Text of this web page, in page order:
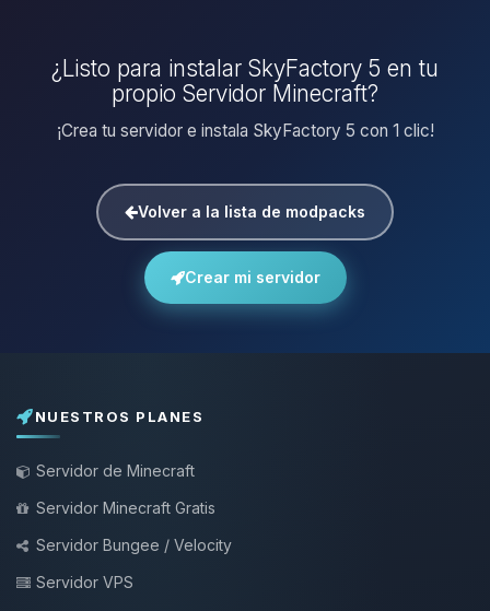
¿Listo para instalar SkyFactory 5 en tu
propio Servidor Minecraft?
¡Crea tu servidor e instala SkyFactory 5 con 1 clic!
Volver a la lista de modpacks
Crear mi servidor
NUESTROS PLANES
Servidor de Minecraft
Servidor Minecraft Gratis
Servidor Bungee / Velocity
Servidor VPS